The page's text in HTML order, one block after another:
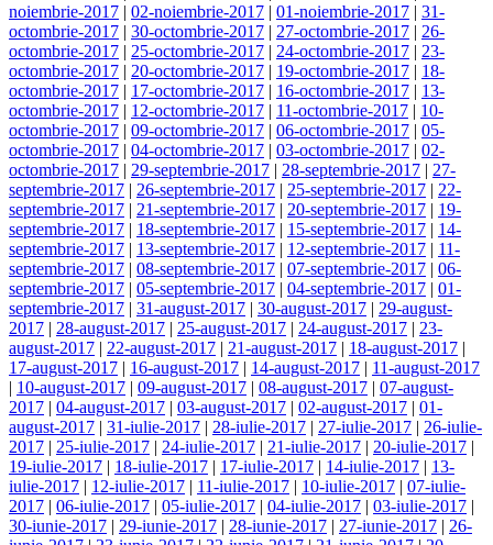
noiembrie-2017 | 02-noiembrie-2017 | 01-noiembrie-2017 | 31-
octombrie-2017 | 30-octombrie-2017 | 27-octombrie-2017 | 26-
octombrie-2017 | 25-octombrie-2017 | 24-octombrie-2017 | 23-
octombrie-2017 | 20-octombrie-2017 | 19-octombrie-2017 | 18-
octombrie-2017 | 17-octombrie-2017 | 16-octombrie-2017 | 13-
octombrie-2017 | 12-octombrie-2017 | 11-octombrie-2017 | 10-
octombrie-2017 | 09-octombrie-2017 | 06-octombrie-2017 | 05-
octombrie-2017 | 04-octombrie-2017 | 03-octombrie-2017 | 02-
octombrie-2017 | 29-septembrie-2017 | 28-septembrie-2017 | 27-
septembrie-2017 | 26-septembrie-2017 | 25-septembrie-2017 | 22-
septembrie-2017 | 21-septembrie-2017 | 20-septembrie-2017 | 19-
septembrie-2017 | 18-septembrie-2017 | 15-septembrie-2017 | 14-
septembrie-2017 | 13-septembrie-2017 | 12-septembrie-2017 | 11-
septembrie-2017 | 08-septembrie-2017 | 07-septembrie-2017 | 06-
septembrie-2017 | 05-septembrie-2017 | 04-septembrie-2017 | 01-
septembrie-2017 | 31-august-2017 | 30-august-2017 | 29-august-
2017 | 28-august-2017 | 25-august-2017 | 24-august-2017 | 23-
august-2017 | 22-august-2017 | 21-august-2017 | 18-august-2017 |
17-august-2017 | 16-august-2017 | 14-august-2017 | 11-august-2017
| 10-august-2017 | 09-august-2017 | 08-august-2017 | 07-august-
2017 | 04-august-2017 | 03-august-2017 | 02-august-2017 | 01-
august-2017 | 31-iulie-2017 | 28-iulie-2017 | 27-iulie-2017 | 26-iulie-
2017 | 25-iulie-2017 | 24-iulie-2017 | 21-iulie-2017 | 20-iulie-2017 |
19-iulie-2017 | 18-iulie-2017 | 17-iulie-2017 | 14-iulie-2017 | 13-
iulie-2017 | 12-iulie-2017 | 11-iulie-2017 | 10-iulie-2017 | 07-iulie-
2017 | 06-iulie-2017 | 05-iulie-2017 | 04-iulie-2017 | 03-iulie-2017 |
30-iunie-2017 | 29-iunie-2017 | 28-iunie-2017 | 27-iunie-2017 | 26-